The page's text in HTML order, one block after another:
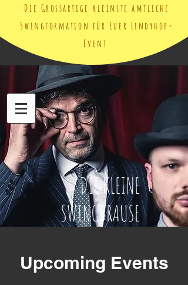
Die Grossartige kleinste amtliche
Swingformation für Euer Lindyhop-
Event
DIE KLEINE
SWINGBRAUSE
Upcoming Events